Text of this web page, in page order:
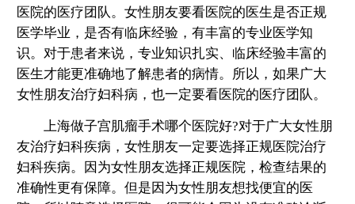
医院的医疗团队。女性朋友要看医院的医生是否正规
医学毕业，是否有临床经验，有丰富的专业医学知
识。对于患者来说，专业知识扎实、临床经验丰富的
医生才能更准确地了解患者的病情。所以，如果广大
女性朋友治疗妇科病，也一定要看医院的医疗团队。
上海做子宫肌瘤手术哪个医院好?对于广大女性朋
友治疗妇科疾病，女性朋友一定要选择正规医院治疗
妇科疾病。因为女性朋友选择正规医院，检查结果的
准确性更有保障。但是因为女性朋友想找便宜的医